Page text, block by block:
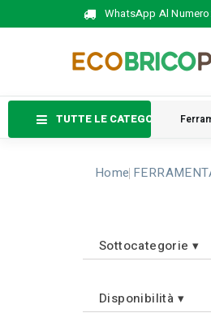
WhatsApp Al
TUTTE LE CATEGORIE
Home
Sottocategorie▾
Disponibilità ▾